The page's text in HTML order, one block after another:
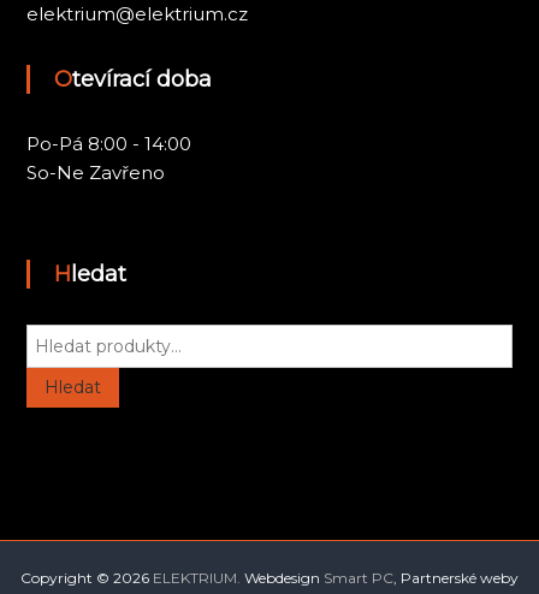
elektrium@elektrium.cz
Otevírací doba
Po-Pá 8:00 - 14:00
So-Ne Zavřeno
Hledat
H
d
Hledat
Copyright © 2026 ELEKTRIUM. Webdesign Smart PC , Partnerské weby